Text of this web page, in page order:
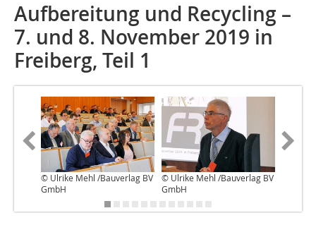
Aufbereitung und Recycling –
7. und 8. November 2019 in
Freiberg, Teil 1
© Ulrike Mehl /Bauverlag BV
GmbH
© Ulrike Mehl /Bauverlag BV
GmbH